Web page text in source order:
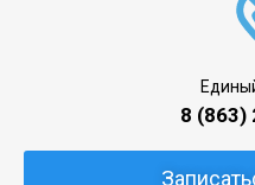
8 (863)